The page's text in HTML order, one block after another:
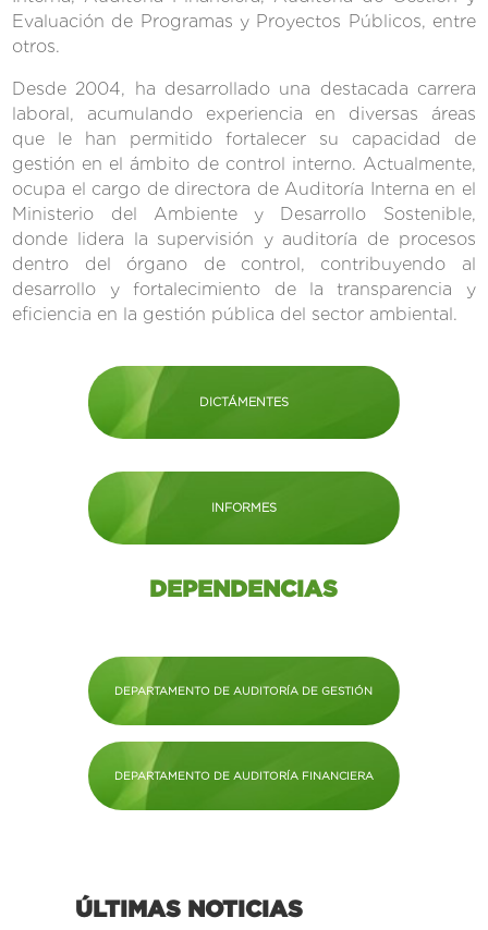
Evaluación de Programas y Proyectos Públicos, entre
otros.
Desde 2004, ha desarrollado una destacada carrera
laboral, acumulando experiencia en diversas áreas
que le han permitido fortalecer su capacidad de
gestión en el ámbito de control interno. Actualmente,
ocupa el cargo de directora de Auditoría Interna en el
Ministerio del Ambiente y Desarrollo Sostenible,
donde lidera la supervisión y auditoría de procesos
dentro del órgano de control, contribuyendo al
desarrollo y fortalecimiento de la transparencia y
eficiencia en la gestión pública del sector ambiental.
DICTÁMENTES
INFORMES
DEPENDENCIAS
DEPARTAMENTO DE AUDITORÍA DE GESTIÓN
DEPARTAMENTO DE AUDITORÍA FINANCIERA
ÚLTIMAS NOTICIAS